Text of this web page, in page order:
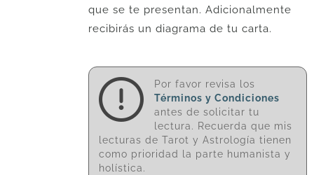
que se te presentan. Adicionalmente
recibirás un diagrama de tu carta.
Por favor revisa los
Términos y Condiciones
antes de solicitar tu
lectura. Recuerda que mis
lecturas de Tarot y Astrología tienen
como prioridad la parte humanista y
holística.